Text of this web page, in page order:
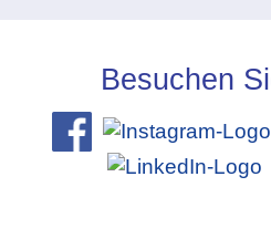
Besuchen